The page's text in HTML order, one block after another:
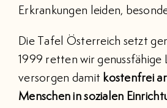
Erkrankungen leiden,
Die Tafel Österreich setzt
1999 retten wir genussfähige
versorgen damit kostenfrei
Menschen in sozialen